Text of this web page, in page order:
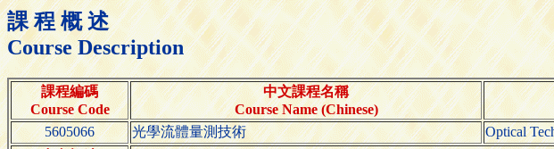
課 程 概 述
Course Description
課程編碼
Course Code
中文課程名稱
Course Name (Chinese)
5605066
光學流體量測技術 Optical